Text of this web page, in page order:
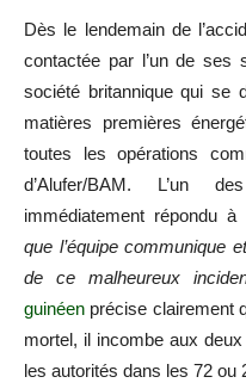
Dès le lendemain de
contactée par l’un de ses
société britannique qui se
matières premières
toutes les opérations
d’Alufer/BAM. L’un
immédiatement répondu
que l’équipe communique
de ce malheureux
guinéen précise clairement
mortel, il incombe aux
les autorités dans les 72 ou